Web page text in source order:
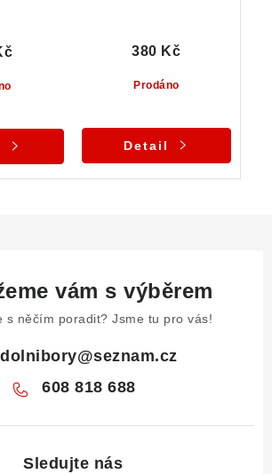
Prodáno
380 Kč
Detail
vám s výběrem
s něčím poradit? Jsme tu pro vás!
dolnibory@seznam.cz
608 818 688